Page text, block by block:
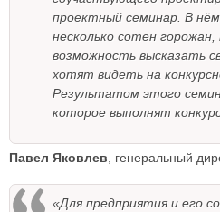
проектный семинар. В
несколько сотен
возможность высказать
хотят видеть на
Результатом этого
которое выполнят
Павел Яковлев, генеральный
«Для предприятия и его